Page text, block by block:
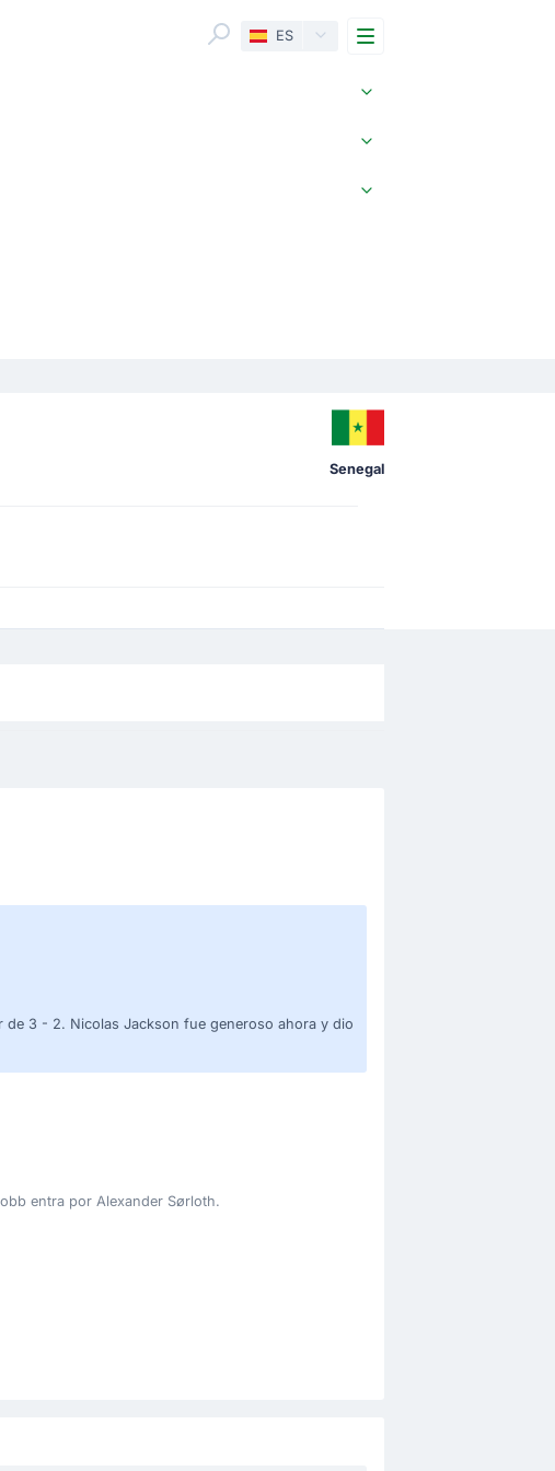
ES Menu
Senegal
de 3 - 2. Nicolas Jackson fue generoso ahora y dio
entra por Alexander Sørloth.